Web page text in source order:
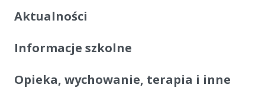
Aktualności
Informacje szkolne
Opieka, wychowanie, terapia i inne